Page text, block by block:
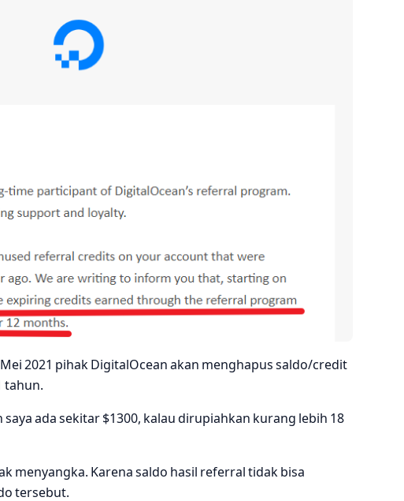
2021 pihak DigitalOcean akan menghapus saldo/credit
tahun.
ada sekitar $1300, kalau dirupiahkan kurang lebih 18
menyangka. Karena saldo hasil referral tidak bisa
tersebut.